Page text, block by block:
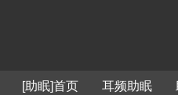
[助眠]首页 耳频助眠